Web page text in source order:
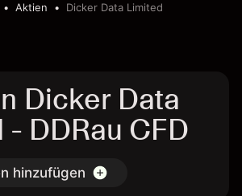
Aktien Dicker Data Limited
Dicker Data
- DDRau CFD
hinzufügen